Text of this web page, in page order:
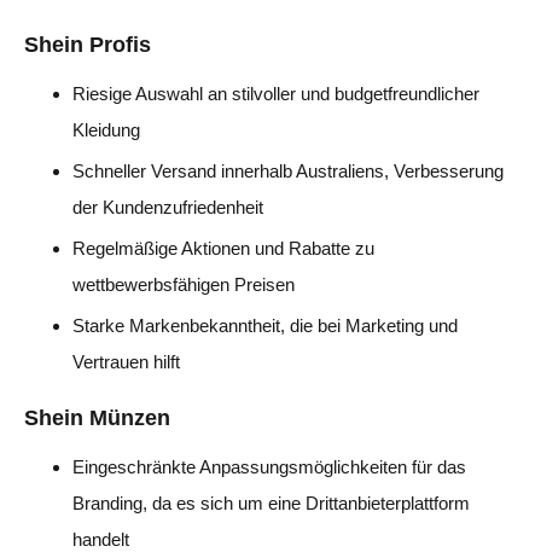
Shein Profis
Riesige Auswahl an stilvoller und budgetfreundlicher
Kleidung
Schneller Versand innerhalb Australiens, Verbesserung
der Kundenzufriedenheit
Regelmäßige Aktionen und Rabatte zu
wettbewerbsfähigen Preisen
Starke Markenbekanntheit, die bei Marketing und
Vertrauen hilft
Shein Münzen
Eingeschränkte Anpassungsmöglichkeiten für das
Branding, da es sich um eine Drittanbieterplattform
handelt